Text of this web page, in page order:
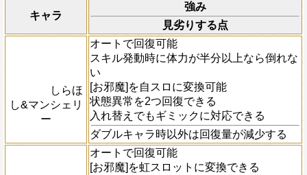
キャラ
強み
見劣りする点
しらほ
し&マンシェリ
ー
オートで回復可能
スキル発動時に体力が半分以上なら倒れな
い
[お邪魔]を自スロに変換可能
状態異常を2つ回復できる
入れ替えでもギミックに対応できる
ダブルキャラ時以外は回復量が減少する
オートで回復可能
[お邪魔]を虹スロットに変換できる